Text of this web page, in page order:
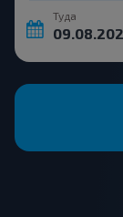
Туда